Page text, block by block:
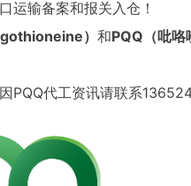
运输备案和报关入仓！
） 和PQQ（吡
PQQ代工资讯请联系